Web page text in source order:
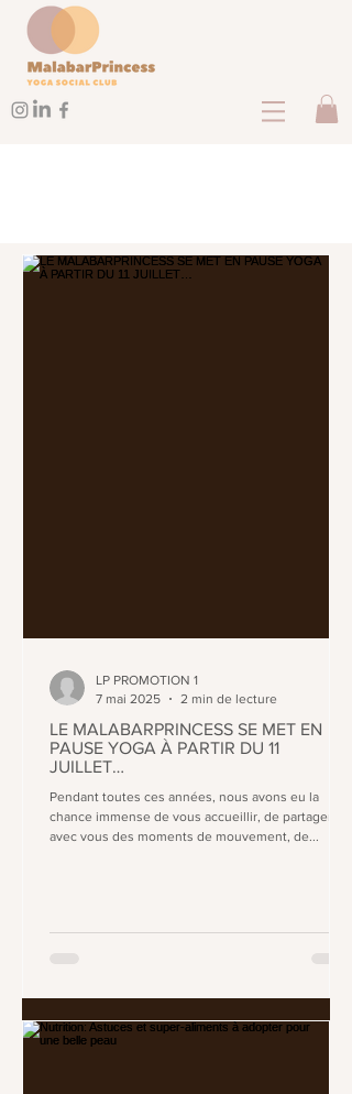
LE MALABARPRINCESS SE MET EN
PAUSE YOGA À PARTIR DU 11
JUILLET…
Pendant toutes ces années, nous avons eu la
chance immense de vous accueillir, de partager
avec vous des moments de mouvement, de...
LP PROMOTION 1
7 mai 2025
2 min de lecture